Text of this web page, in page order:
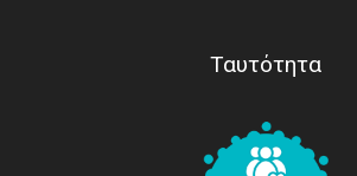
Ταυτότητα